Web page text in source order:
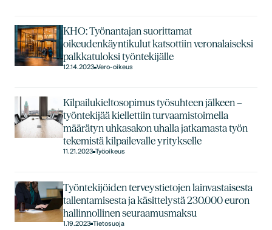
KHO: Työnantajan suorittamat
oikeudenkäyntikulut katsottiin veronalaiseksi
palkkatuloksi työntekijälle
12.14.2023Vero-oikeus
Kilpailukieltosopimus työsuhteen jälkeen –
työntekijää kiellettiin turvaamistoimella
määrätyn uhkasakon uhalla jatkamasta työn
tekemistä kilpailevalle yritykselle
11.21.2023Työoikeus
Työntekijöiden terveystietojen lainvastaisesta
tallentamisesta ja käsittelystä 230.000 euron
hallinnollinen seuraamusmaksu
1.19.2023Tietosuoja